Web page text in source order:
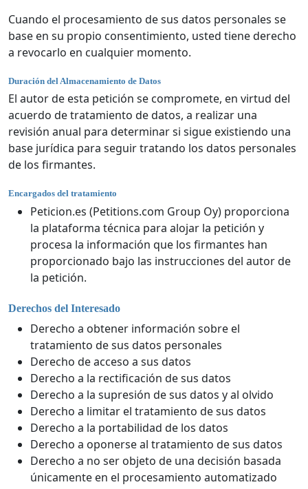
Cuando el procesamiento de sus datos personales se
base en su propio consentimiento, usted tiene derecho
a revocarlo en cualquier momento.
Duración del Almacenamiento de Datos
El autor de esta petición se compromete, en virtud del
acuerdo de tratamiento de datos, a realizar una
revisión anual para determinar si sigue existiendo una
base jurídica para seguir tratando los datos personales
de los firmantes.
Encargados del tratamiento
Peticion.es (Petitions.com Group Oy) proporciona
la plataforma técnica para alojar la petición y
procesa la información que los firmantes han
proporcionado bajo las instrucciones del autor de
la petición.
Derechos del Interesado
Derecho a obtener información sobre el
tratamiento de sus datos personales
Derecho de acceso a sus datos
Derecho a la rectificación de sus datos
Derecho a la supresión de sus datos y al olvido
Derecho a limitar el tratamiento de sus datos
Derecho a la portabilidad de los datos
Derecho a oponerse al tratamiento de sus datos
Derecho a no ser objeto de una decisión basada
únicamente en el procesamiento automatizado